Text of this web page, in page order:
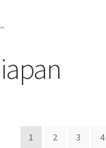
1 2 3 4